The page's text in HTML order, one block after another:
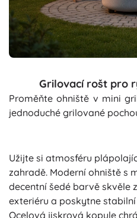
Grilovací rošt pro
Proměňte ohniště v mini
jednoduché grilované
Užijte si atmosféru
zahradě. Moderní ohniště s
decentní šedé barvě skvěle
exteriéru a poskytne
Ocelová jiskrová kopule